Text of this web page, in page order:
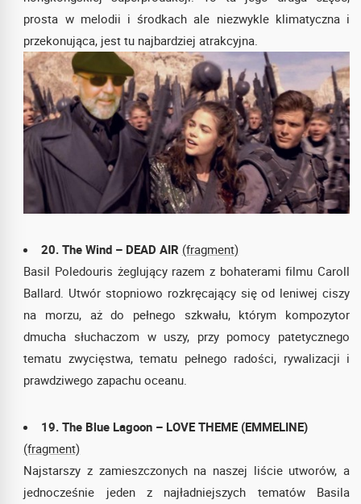
prosta w melodii i środkach ale niezwykle klimatyczna i
przekonująca, jest tu najbardziej atrakcyjna.
20. The Wind – DEAD AIR (fragment)
Basil Poledouris żeglujący razem z bohaterami filmu Caroll
Ballard. Utwór stopniowo rozkręcający się od leniwej ciszy
na morzu, aż do pełnego szkwału, którym kompozytor
dmucha słuchaczom w uszy, przy pomocy patetycznego
tematu zwycięstwa, tematu pełnego radości, rywalizacji i
prawdziwego zapachu oceanu.
19. The Blue Lagoon – LOVE THEME (EMMELINE)
(fragment)
Najstarszy z zamieszczonych na naszej liście utworów, a
jednocześnie jeden z najładniejszych tematów Basila